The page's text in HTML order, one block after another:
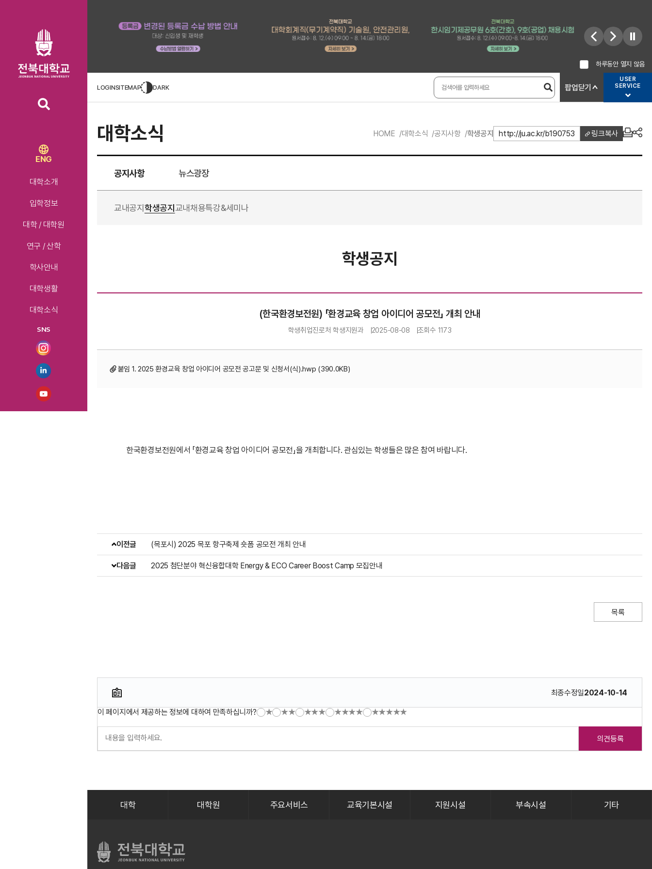
하루동안 열지 않음
ENG
대학소개
입학정보
대학 / 대학원
연구 / 산학
학사안내
대학생활
대학소식
SNS
LOGINSITEMAP DARK 팝업닫기
USER
SERVICE
대학소식 HOME 대학소식 공지사항 학생공지 http://ju.ac.kr/b190753 링크복사
공지사항 뉴스광장
교내공지 학생공지 교내채용특강&세미나
학생공지
(한국환경보전원) 「환경교육 창업 아이디어 공모전」 개최 안내
학생취업진로처 학생지원과 2025-08-08 조회수 1173
붙임 1. 2025 환경교육 창업 아이디어 공모전 공고문 및 신청서(식).hwp (390.0KB)
한국환경보전원에서 「환경교육 창업 아이디어 공모전」을 개최합니다. 관심있는 학생들은 많은 참여 바랍니다.
이전글 (목포시) 2025 목포 항구축제 숏폼 공모전 개최 안내
다음글 2025 첨단분야 혁신융합대학 Energy & ECO Career Boost Camp 모집안내
목록
최종수정일2024-10-14
이 페이지에서 제공하는 정보에 대하여 만족하십니까? ★ ★★ ★★★ ★★★★ ★★★★★
의견등록
대학 대학원 주요서비스 교육기본시설 지원시설 부속시설 기타